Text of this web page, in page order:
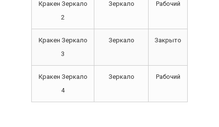
Кракен Зеркало
2
Зеркало Рабочий
Кракен Зеркало
3
Зеркало Закрыто
Кракен Зеркало
4
Зеркало Рабочий